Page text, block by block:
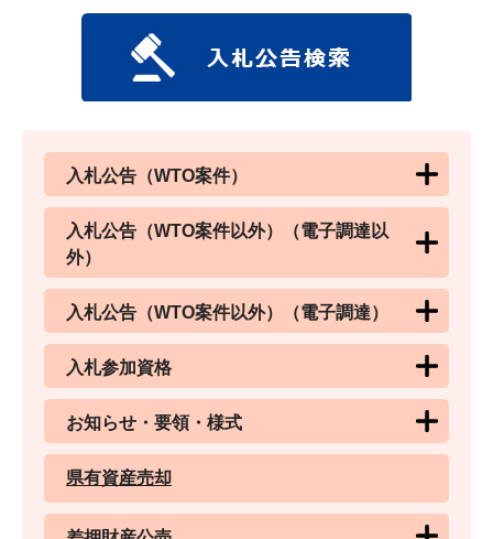
入札公告（WTO案件）
入札公告（WTO案件以外）（電子調達以
外）
入札公告（WTO案件以外）（電子調達）
入札参加資格
お知らせ・要領・様式
県有資産売却